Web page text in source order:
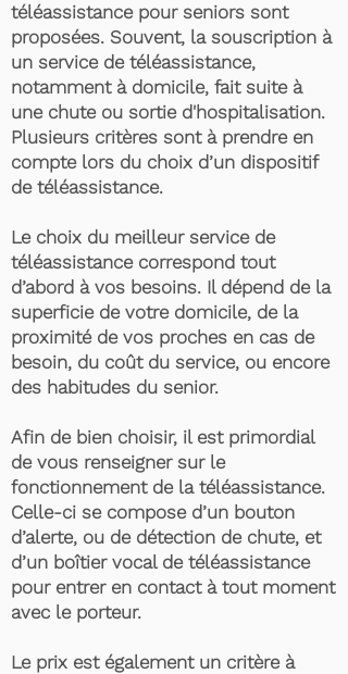
téléassistance pour seniors sont
proposées. Souvent, la souscription à
un service de téléassistance,
notamment à domicile, fait suite à
une chute ou sortie d'hospitalisation.
Plusieurs critères sont à prendre en
compte lors du choix d’un dispositif
de téléassistance.
Le choix du meilleur service de
téléassistance correspond tout
d’abord à vos besoins. Il dépend de la
superficie de votre domicile, de la
proximité de vos proches en cas de
besoin, du coût du service, ou encore
des habitudes du senior.
Afin de bien choisir, il est primordial
de vous renseigner sur le
fonctionnement de la téléassistance.
Celle-ci se compose d’un bouton
d’alerte, ou de détection de chute, et
d’un boîtier vocal de téléassistance
pour entrer en contact à tout moment
avec le porteur.
Le prix est également un critère à